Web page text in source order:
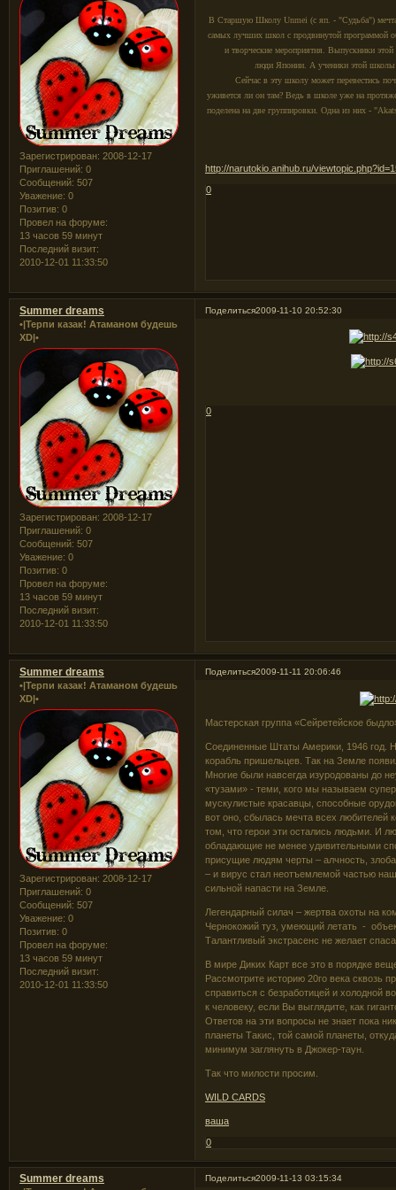
Зарегистрирован: 2008-12-17
Приглашений: 0
Сообщений: 507
Уважение: 0
Позитив: 0
Провел на форуме:
13 часов 59 минут
Последний визит:
2010-12-01 11:33:50
В Старшую Школу Unmei (с яп. - "Судьба")
самых лучших школ с продвинутой программой
и творческие мероприятия. Выпускники
люди Японии. А ученики этой школы
Сейчас в эту школу может перевестись
уживется ли он там? Ведь в школе уже на
поделена на две группировки. Одна из них -
http://narutokio.anihub.ru/
0
Поделиться2009-11-10 20:52:30
Summer dreams
•|Терпи казак! Атаманом будешь
XD|•
Зарегистрирован: 2008-12-17
Приглашений: 0
Сообщений: 507
Уважение: 0
Позитив: 0
Провел на форуме:
13 часов 59 минут
Последний визит:
2010-12-01 11:33:50
0
Поделиться2009-11-11 20:06:46
Summer dreams
•|Терпи казак! Атаманом будешь
XD|•
Зарегистрирован: 2008-12-17
Приглашений: 0
Сообщений: 507
Уважение: 0
Позитив: 0
Провел на форуме:
13 часов 59 минут
Последний визит:
2010-12-01 11:33:50
Мастерская группа «Сейретейское
Соединенные Штаты Америки, 1946 год.
корабль пришельцев. Так на Земле
Многие были навсегда изуродованы до
«тузами» - теми, кого мы называем
мускулистые красавцы, способные
вот оно, сбылась мечта всех любителей
том, что герои эти остались людьми. И
обладающие не менее удивительными
присущие людям черты – алчность,
– и вирус стал неотъемлемой частью
сильной напасти на Земле.
Легендарный силач – жертва охоты на
Чернокожий туз, умеющий летать -
Талантливый экстрасенс не желает
В мире Диких Карт все это в порядке
Рассмотрите историю 20го века сквозь
справиться с безработицей и холодной
к человеку, если Вы выглядите, как
Ответов на эти вопросы не знает пока
планеты Такис, той самой планеты,
минимум заглянуть в Джокер-таун.
Так что милости просим.
WILD CARDS
ваша
0
Поделиться2009-11-13 03:15:34
Summer dreams